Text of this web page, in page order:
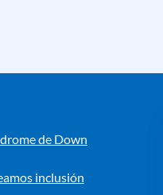
de Down
inclusión